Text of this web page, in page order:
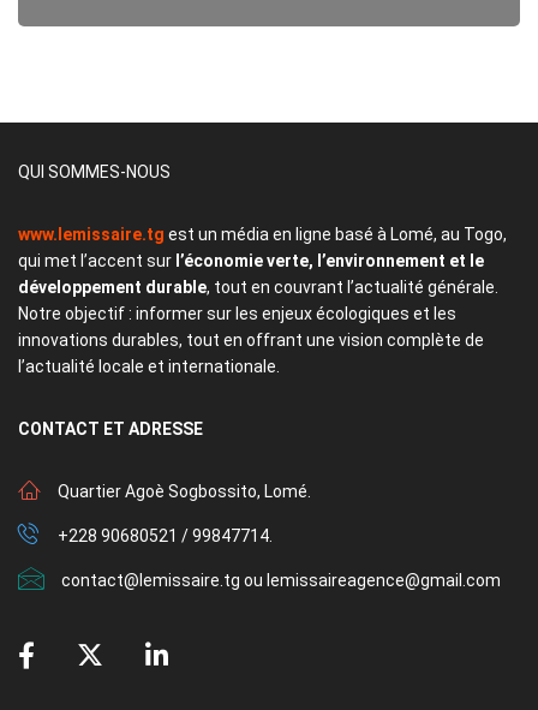
QUI SOMMES-NOUS
www.lemissaire.tg est un média en ligne basé à Lomé, au Togo,
qui met l’accent sur l’économie verte, l’environnement et le
développement durable, tout en couvrant l’actualité générale.
Notre objectif : informer sur les enjeux écologiques et les
innovations durables, tout en offrant une vision complète de
l’actualité locale et internationale.
CONTACT ET ADRESSE
Quartier Agoè Sogbossito, Lomé.
+228 90680521 / 99847714.
contact@lemissaire.tg ou lemissaireagence@gmail.com